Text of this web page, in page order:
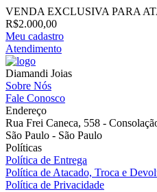
VENDA EXCLUSIVA PARA
R$2.000,00
Meu cadastro
Atendimento
Diamandi Joias
Sobre Nós
Fale Conosco
Endereço
Rua Frei Caneca, 558 -
São Paulo - São Paulo
Políticas
Política de Entrega
Política de Atacado, Troca e
Política de Privacidade